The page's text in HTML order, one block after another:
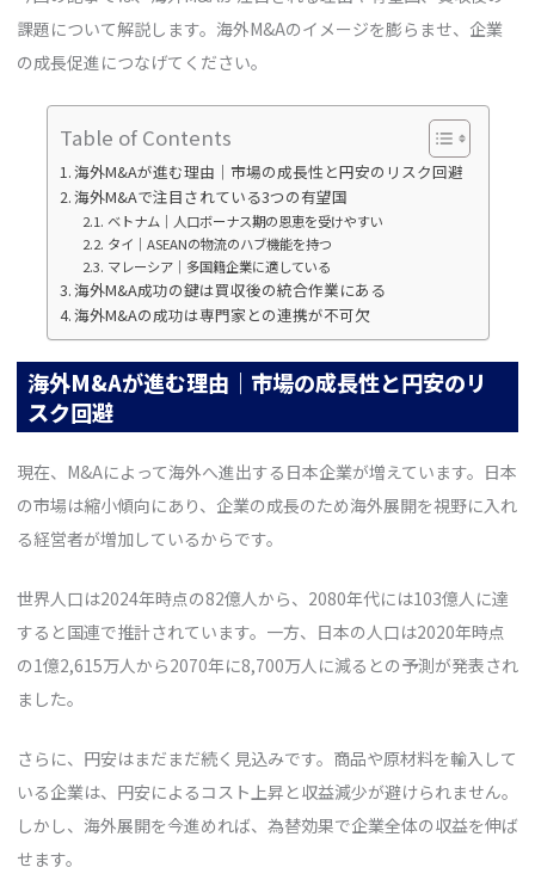
課題について解説します。海外M&Aのイメージを膨らませ、企業
の成長促進につなげてください。
Table of Contents
海外M&Aが進む理由｜市場の成長性と円安のリスク回避
海外M&Aで注目されている3つの有望国
ベトナム｜人口ボーナス期の恩恵を受けやすい
タイ｜ASEANの物流のハブ機能を持つ
マレーシア｜多国籍企業に適している
海外M&A成功の鍵は買収後の統合作業にある
海外M&Aの成功は専門家との連携が不可欠
海外M&Aが進む理由｜市場の成長性と円安のリ
スク回避
現在、M&Aによって海外へ進出する日本企業が増えています。日本
の市場は縮小傾向にあり、企業の成長のため海外展開を視野に入れ
る経営者が増加しているからです。
世界人口は2024年時点の82億人から、2080年代には103億人に達
すると国連で推計されています。一方、日本の人口は2020年時点
の1億2,615万人から2070年に8,700万人に減るとの予測が発表され
ました。
さらに、円安はまだまだ続く見込みです。商品や原材料を輸入して
いる企業は、円安によるコスト上昇と収益減少が避けられません。
しかし、海外展開を今進めれば、為替効果で企業全体の収益を伸ば
せます。